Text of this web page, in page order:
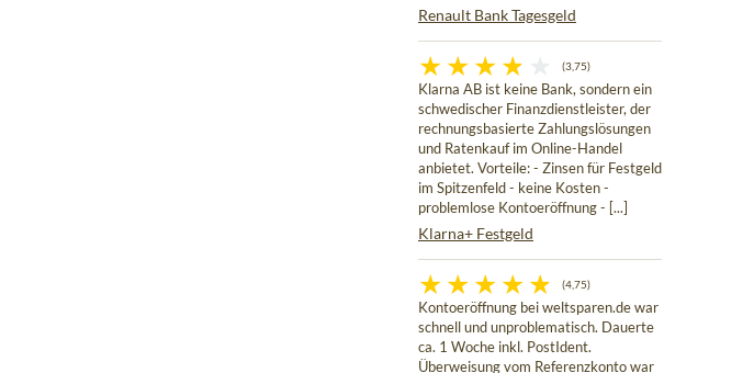
Renault Bank Tagesgeld
(3,75)
Klarna AB ist keine Bank, sondern ein
schwedischer Finanzdienstleister, der
rechnungsbasierte Zahlungslösungen
und Ratenkauf im Online-Handel
anbietet. Vorteile: - Zinsen für Festgeld
im Spitzenfeld - keine Kosten -
problemlose Kontoeröffnung - [...]
Klarna+ Festgeld
(4,75)
Kontoeröffnung bei weltsparen.de war
schnell und unproblematisch. Dauerte
ca. 1 Woche inkl. PostIdent.
Überweisung vom Referenzkonto war